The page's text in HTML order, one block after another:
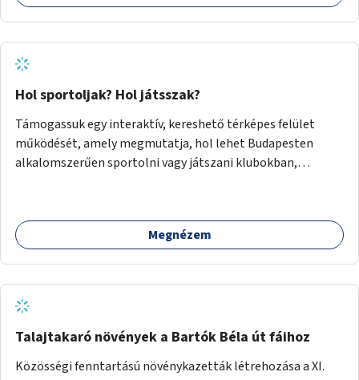
Hol sportoljak? Hol játsszak?
Támogassuk egy interaktív, kereshető térképes felület
működését, amely megmutatja, hol lehet Budapesten
alkalomszerűen sportolni vagy játszani klubokban,
bridzsezni, biliárdozni vagy társasjátékozni, és azt is, hogy
ezek mikor érhetők el. A projekt célja, hogy átláthatóvá és
fejlesztett megoldás fenntartásán keresztül.
Megnézem
Talajtakaró növények a Bartók Béla út fáihoz
Közösségi fenntartású növénykazetták létrehozása a XI.